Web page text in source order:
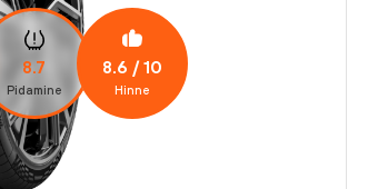
8.7
Pidamine
8.6 / 10
Hinne